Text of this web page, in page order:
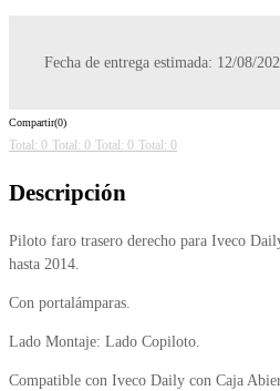
Fecha de entrega estimada: 12/08/
Compartir(0)
Total: 0 Total: 0 Total: 0 Total: 0
Descripción
Piloto faro trasero derecho para Iveco
hasta 2014.
Con portalámparas.
Lado Montaje: Lado Copiloto.
Compatible con Iveco Daily con Caja